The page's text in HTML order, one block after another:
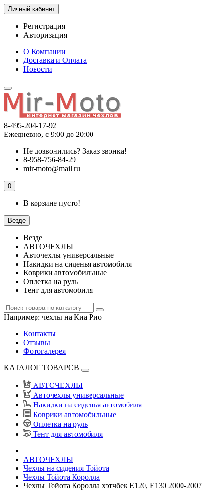
Личный кабинет
Регистрация
Авторизация
О Компании
Доставка и Оплата
Новости
8-495-204-17-92
Ежедневно, с 9:00 до 20:00
Не дозвонились? Заказ звонка!
8-958-756-84-29
mir-moto@mail.ru
0
В корзине пусто!
Везде
Везде
АВТОЧЕХЛЫ
Авточехлы универсальные
Накидки на сиденья автомобиля
Коврики автомобильные
Оплетка на руль
Тент для автомобиля
Например: чехлы на Киа Рио
Контакты
Отзывы
Фотогалерея
КАТАЛОГ ТОВАРОВ
АВТОЧЕХЛЫ
Авточехлы универсальные
Накидки на сиденья автомобиля
Коврики автомобильные
Оплетка на руль
Тент для автомобиля
АВТОЧЕХЛЫ
Чехлы на сидения Тойота
Чехлы Тойота Королла
Чехлы Тойота Королла хэтчбек Е120, Е130 2000-2007